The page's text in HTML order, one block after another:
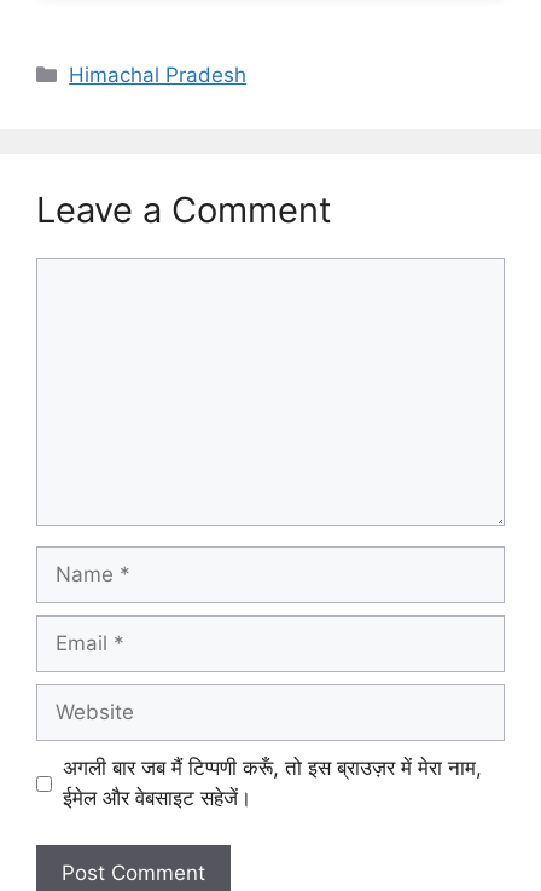
Categories
Himachal Pradesh
Leave a Comment
Name
Email
Website
अगली बार जब मैं टिप्पणी करूँ, तो इस ब्राउज़र में मेरा नाम,
ईमेल और वेबसाइट सहेजें।